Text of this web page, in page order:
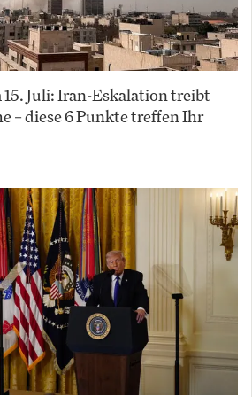
15. Juli: Iran-Eskalation treibt
– diese 6 Punkte treffen Ihr